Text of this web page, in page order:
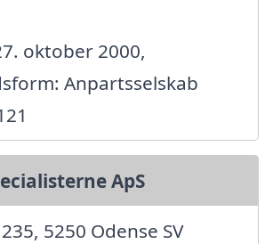
oktober 2000,
Anpartsselskab
ApS
5250 Odense SV